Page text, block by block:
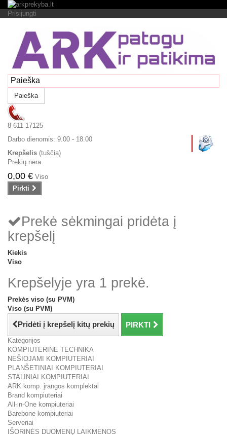
Prisijungti
Paieška
8-611 17125
Darbo dienomis: 9.00 - 18.00
Krepšelis (tuščia)
Prekių nėra
0,00 € Viso
Pirkti
Prekė sėkmingai pridėta į
krepšelį
Kiekis
Viso
Krepšelyje yra 1 prekė.
Prekės viso (su PVM)
Viso (su PVM)
Pridėti į krepšelį kitų prekių PIRKTI
Kategorijos
KOMPIUTERINĖ TECHNIKA
NEŠIOJAMI KOMPIUTERIAI
PLANŠETINIAI KOMPIUTERIAI
STALINIAI KOMPIUTERIAI
ARK komp. įrangos komplektai
Brand kompiuteriai
All-in-One kompiuteriai
Barebone kompiuteriai
Serveriai
IŠORINĖS DUOMENŲ LAIKMENOS